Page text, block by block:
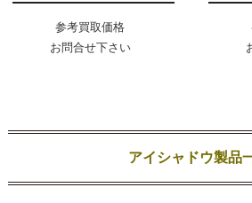
参考買取価格
お問合せ下さい
アイシャドウ製品